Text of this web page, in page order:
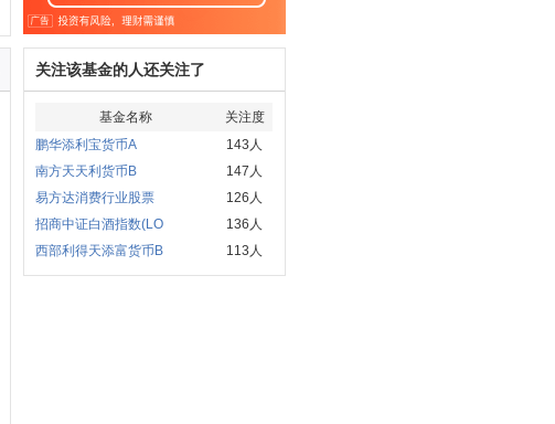
关注该基金的人还关注了
基金名称
关注度
鹏华添利宝货币A
143人
南方天天利货币B
147人
易方达消费行业股票
126人
招商中证白酒指数(LO
136人
西部利得天添富货币B
113人